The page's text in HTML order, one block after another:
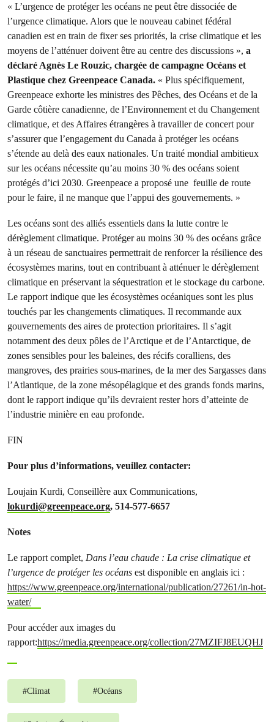
« L’urgence de protéger les océans ne peut être dissociée de
l’urgence climatique. Alors que le nouveau cabinet fédéral
canadien est en train de fixer ses priorités, la crise climatique et les
moyens de l’atténuer doivent être au centre des discussions », a
déclaré Agnès Le Rouzic, chargée de campagne Océans et
Plastique chez Greenpeace Canada. « Plus spécifiquement,
Greenpeace exhorte les ministres des Pêches, des Océans et de la
Garde côtière canadienne, de l’Environnement et du Changement
climatique, et des Affaires étrangères à travailler de concert pour
s’assurer que l’engagement du Canada à protéger les océans
s’étende au delà des eaux nationales. Un traité mondial ambitieux
sur les océans nécessite qu’au moins 30 % des océans soient
protégés d’ici 2030. Greenpeace a proposé une feuille de route
pour le faire, il ne manque que l’appui des gouvernements. »
Les océans sont des alliés essentiels dans la lutte contre le
dérèglement climatique. Protéger au moins 30 % des océans grâce
à un réseau de sanctuaires permettrait de renforcer la résilience des
écosystèmes marins, tout en contribuant à atténuer le dérèglement
climatique en préservant la séquestration et le stockage du carbone.
Le rapport indique que les écosystèmes océaniques sont les plus
touchés par les changements climatiques. Il recommande aux
gouvernements des aires de protection prioritaires. Il s’agit
notamment des deux pôles de l’Arctique et de l’Antarctique, de
zones sensibles pour les baleines, des récifs coralliens, des
mangroves, des prairies sous-marines, de la mer des Sargasses dans
l’Atlantique, de la zone mésopélagique et des grands fonds marins,
dont le rapport indique qu’ils devraient rester hors d’atteinte de
l’industrie minière en eau profonde.
FIN
Pour plus d’informations, veuillez contacter:
Loujain Kurdi, Conseillère aux Communications,
lokurdi@greenpeace.org, 514-577-6657
Notes
Le rapport complet, Dans l’eau chaude : La crise climatique et
l’urgence de protéger les océans est disponible en anglais ici :
https://www.greenpeace.org/international/publication/27261/in-hot-
water/
Pour accéder aux images du
rapport:https://media.greenpeace.org/collection/27MZIFJ8EUQHJ
#Climat #Océans